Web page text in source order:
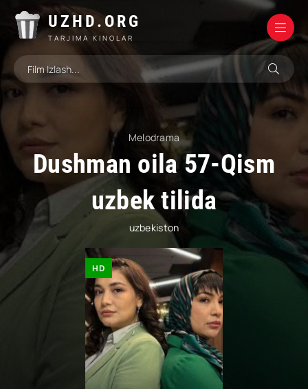
UZHD.ORG
TARJIMA KINOLAR
Melodrama
Dushman oila 57-Qism
uzbek tilida
uzbekiston
HD